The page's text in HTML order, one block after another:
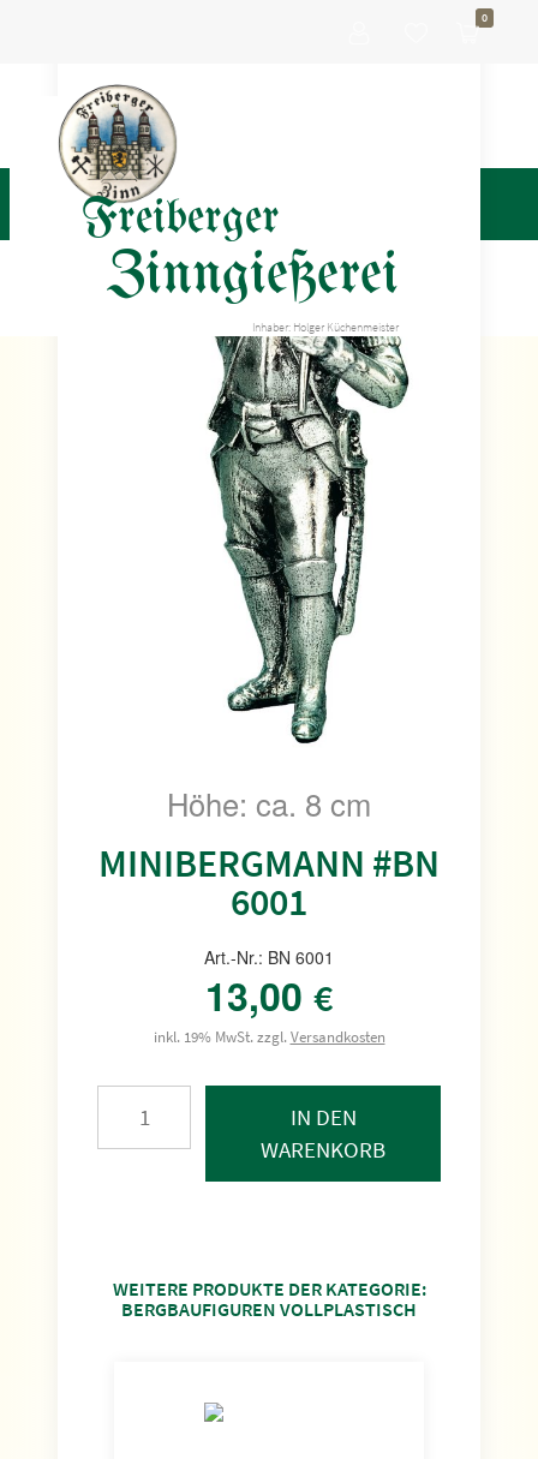
Freiberger
Zinngießerei
Inhaber: Holger Küchenmeister
0
Höhe: ca. 8 cm
MINIBERGMANN #BN
6001
Art.-Nr.: BN 6001
13,00 €
inkl. 19% MwSt. zzgl.Versandkosten
IN DEN
WARENKORB
WEITERE PRODUKTE DER KATEGORIE:
BERGBAUFIGUREN VOLLPLASTISCH